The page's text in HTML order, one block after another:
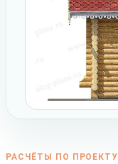
РАСЧЁТЫ ПО ПРОЕКТУ